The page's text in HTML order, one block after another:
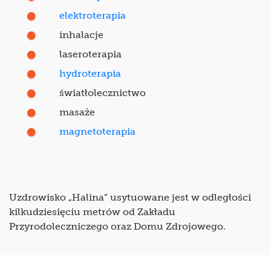
elektroterapia
inhalacje
laseroterapia
hydroterapia
światłolecznictwo
masaże
magnetoterapia
Uzdrowisko „Halina” usytuowane jest w odległości
kilkudziesięciu metrów od Zakładu
Przyrodoleczniczego oraz Domu Zdrojowego.